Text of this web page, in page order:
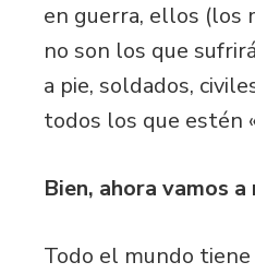
en guerra, ellos (los
no son los que
a pie, soldados,
todos los que estén
Bien, ahora vamos
Todo el mundo